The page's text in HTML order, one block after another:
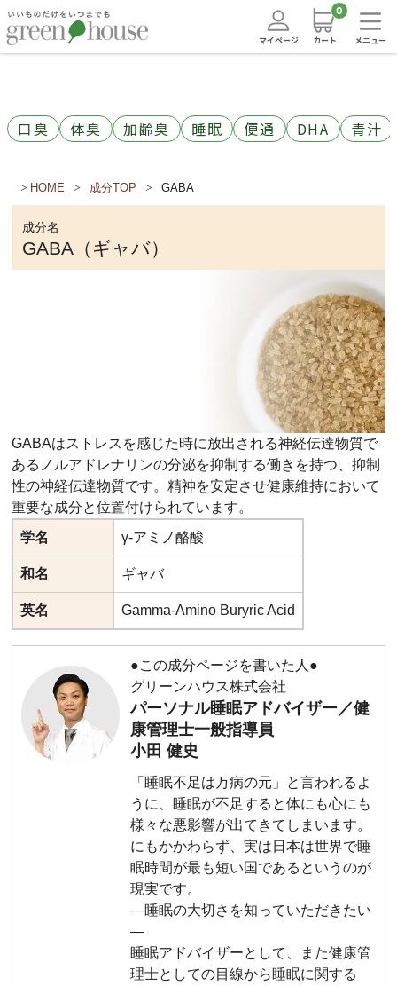
マイページ カート
0
メニュー
口臭 体臭 加齢臭 睡眠 便通 DHA 青汁
HOME 成分TOP GABA
成分名
GABA（ギャバ）
GABAはストレスを感じた時に放出される神経伝達物質で
あるノルアドレナリンの分泌を抑制する働きを持つ、抑制
性の神経伝達物質です。精神を安定させ健康維持において
重要な成分と位置付けられています。
学名
γ-アミノ酪酸
和名 ギャバ
英名 Gamma-Amino Buryric Acid
●この成分ページを書いた人●
グリーンハウス株式会社
パーソナル睡眠アドバイザー／健
康管理士一般指導員
小田 健史
「睡眠不足は万病の元」と言われるよ
うに、睡眠が不足すると体にも心にも
様々な悪影響が出てきてしまいます。
にもかかわらず、実は日本は世界で睡
眠時間が最も短い国であるというのが
現実です。
―睡眠の大切さを知っていただきたい
―
睡眠アドバイザーとして、また健康管
理士としての目線から睡眠に関する